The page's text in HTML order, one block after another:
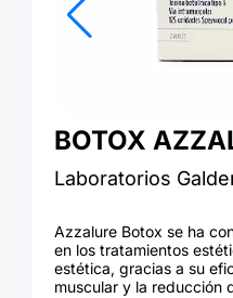
BOTOX
Laboratorios
Azzalure Botox se ha
en los tratamientos
estética, gracias a su
muscular y la reducción